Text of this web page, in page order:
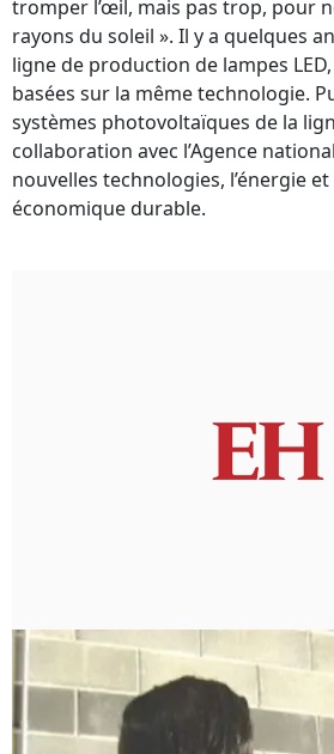
tromper l’œil, mais pas trop, pour
rayons du soleil ». Il y a quelques
ligne de production de lampes
basées sur la même technologie.
systèmes photovoltaïques de la
collaboration avec l’Agence
nouvelles technologies, l’énergie
économique durable.